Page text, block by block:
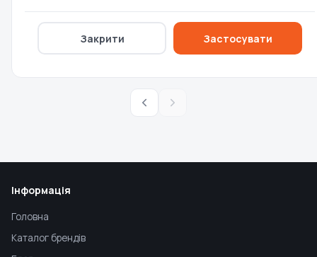
Закрити Застосувати
Інформація
Головна
Каталог брендів